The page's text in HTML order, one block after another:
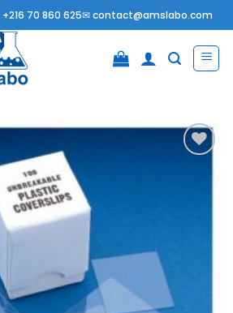
+216 70 860 625✉contact@amslabo.com